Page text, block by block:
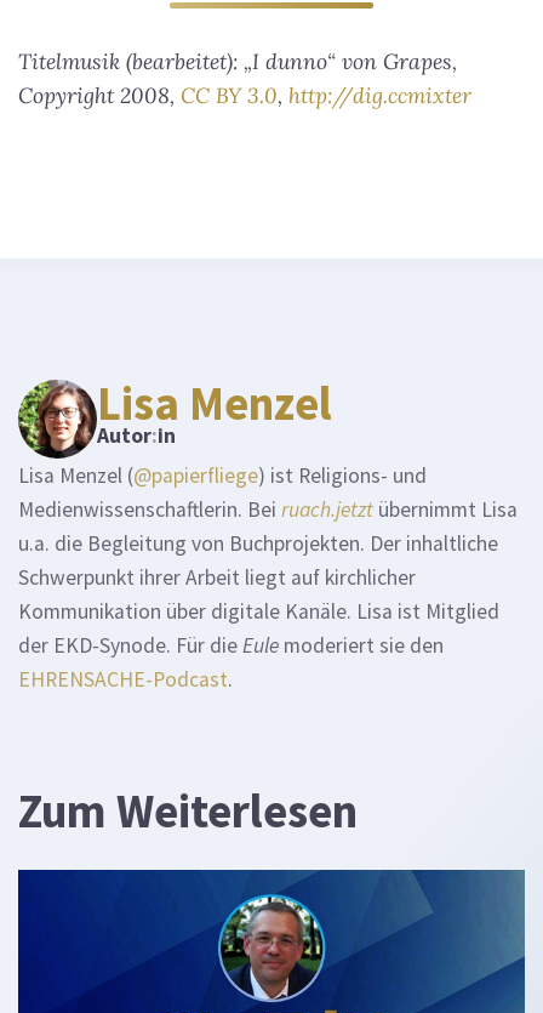
Titelmusik (bearbeitet): „I dunno“ von Grapes,
Copyright 2008, CC BY 3.0, http://dig.ccmixter
Lisa Menzel
Autor:in
Lisa Menzel (@papierfliege) ist Religions- und
Medienwissenschaftlerin. Bei ruach.jetzt übernimmt Lisa
u.a. die Begleitung von Buchprojekten. Der inhaltliche
Schwerpunkt ihrer Arbeit liegt auf kirchlicher
Kommunikation über digitale Kanäle. Lisa ist Mitglied
der EKD-Synode. Für dieEule moderiert sie den
EHRENSACHE-Podcast.
Zum Weiterlesen